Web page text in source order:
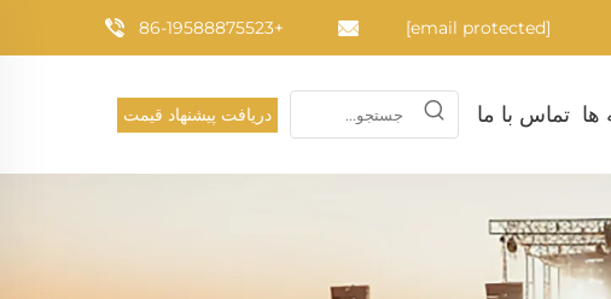
+86-19588875523 [email protected]
ها تماس با ما دریافت پیشنهاد قیمت